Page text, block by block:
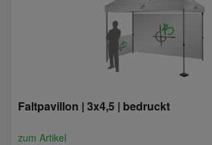
Faltpavillon | 3x4,5 | bedruckt
zum Artikel